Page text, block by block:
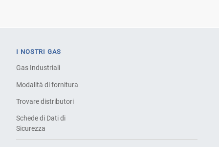
I NOSTRI GAS
Gas Industriali
Modalità di fornitura
Trovare distributori
Schede di Dati di
Sicurezza